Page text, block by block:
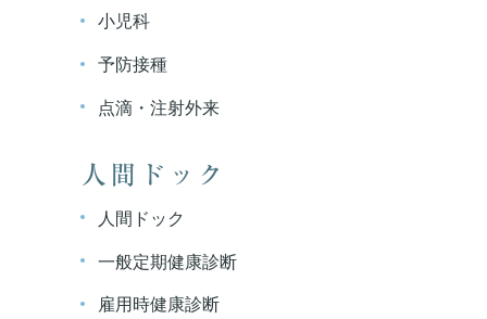
小児科
予防接種
点滴・注射外来
人間ドック
人間ドック
一般定期健康診断
雇用時健康診断